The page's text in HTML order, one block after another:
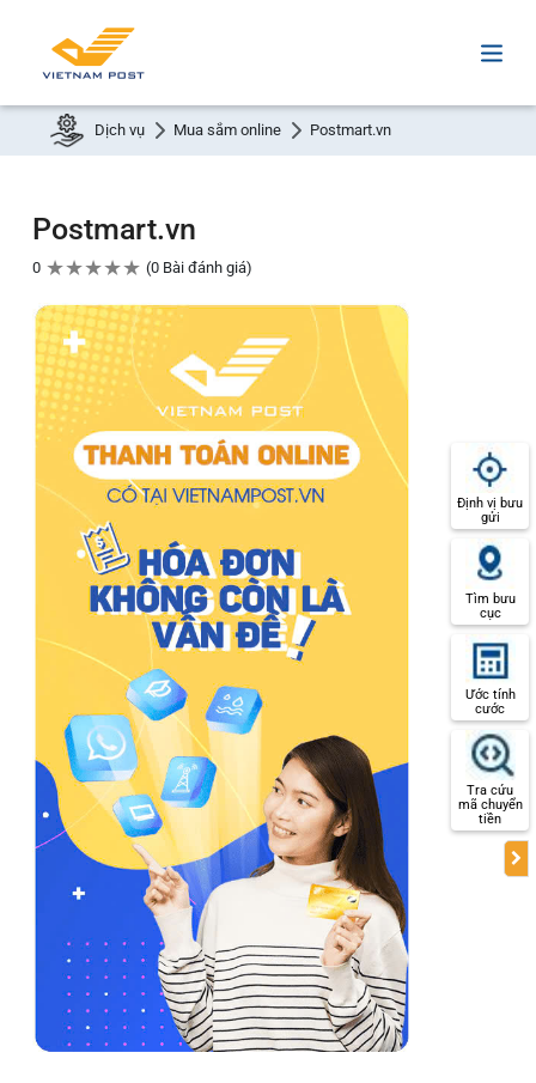
Dịch vụ Mua sắm online Postmart.vn
Postmart.vn
0 ★★★★★ 0 Bài đánh giá
Định vị bưu
gửi
Tìm bưu
cục
Ước tính
cước
Tra cứu
mã chuyển
tiền